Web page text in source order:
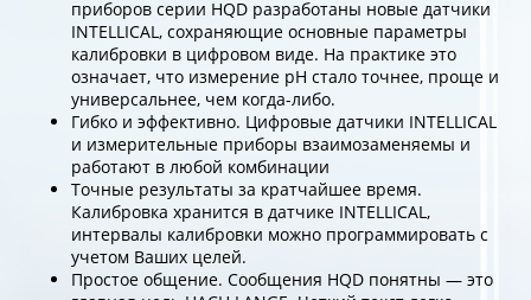
приборов серии HQD разработаны новые датчики
INTELLICAL, сохраняющие основные параметры
калибровки в цифровом виде. На практике это
означает, что измерение pH стало точнее, проще и
универсальнее, чем когда-либо.
Гибко и эффективно. Цифровые датчики INTELLICAL
и измерительные приборы взаимозаменяемы и
работают в любой комбинации
Точные результаты за кратчайшее время.
Калибровка хранится в датчике INTELLICAL,
интервалы калибровки можно программировать с
учетом Ваших целей.
Простое общение. Сообщения HQD понятны — это